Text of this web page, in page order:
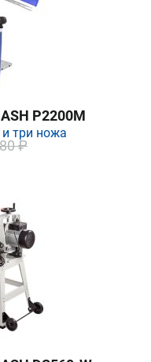
P2200M
три ножа
₽